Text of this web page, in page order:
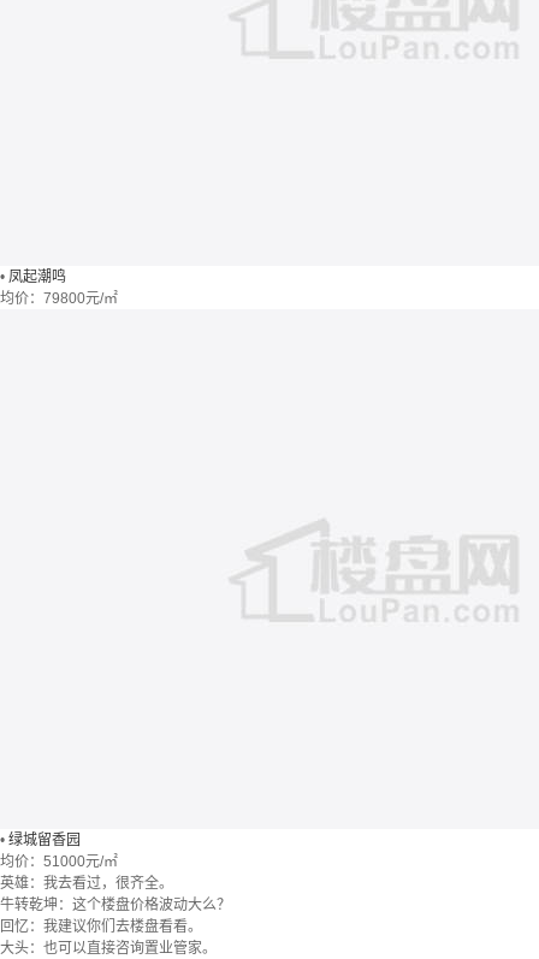
• 凤起潮鸣
均价： 79800元/㎡
• 绿城留香园
均价： 51000元/㎡
英雄：我去看过，很齐全。
牛转乾坤：这个楼盘价格波动大么？
回忆：我建议你们去楼盘看看。
大头：也可以直接咨询置业管家。